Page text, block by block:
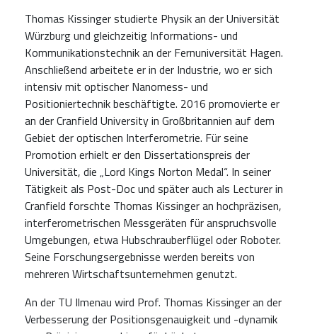
Thomas Kissinger studierte Physik an der Universität
Würzburg und gleichzeitig Informations- und
Kommunikationstechnik an der Fernuniversität Hagen.
Anschließend arbeitete er in der Industrie, wo er sich
intensiv mit optischer Nanomess- und
Positioniertechnik beschäftigte. 2016 promovierte er
an der Cranfield University in Großbritannien auf dem
Gebiet der optischen Interferometrie. Für seine
Promotion erhielt er den Dissertationspreis der
Universität, die „Lord Kings Norton Medal“. In seiner
Tätigkeit als Post-Doc und später auch als Lecturer in
Cranfield forschte Thomas Kissinger an hochpräzisen,
interferometrischen Messgeräten für anspruchsvolle
Umgebungen, etwa Hubschrauberflügel oder Roboter.
Seine Forschungsergebnisse werden bereits von
mehreren Wirtschaftsunternehmen genutzt.
An der TU Ilmenau wird Prof. Thomas Kissinger an der
Verbesserung der Positionsgenauigkeit und -dynamik